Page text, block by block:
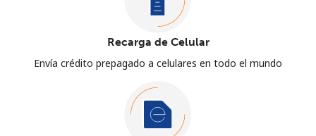
Recarga de Celular
Envía crédito prepagado a celulares en todo el mundo